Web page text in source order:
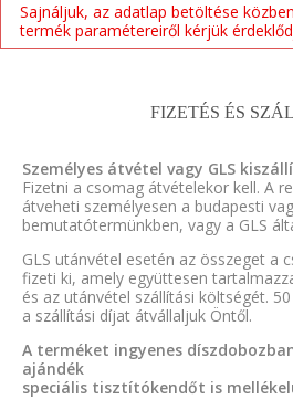
Sajnáljuk, az adatlap betöltése
termék paramétereiről kérjük
FIZETÉS ÉS
Személyes átvétel vagy GLS
Fizetni a csomag átvételekor kell. A
átveheti személyesen a budapesti
bemutatótermünkben, vagy a GLS
GLS utánvétel esetén az összeget a
fizeti ki, amely együttesen
és az utánvétel szállítási költségét.
a szállítási díjat átvállaljuk Öntől.
A terméket ingyenes
ajándék
speciális tisztítókendőt is